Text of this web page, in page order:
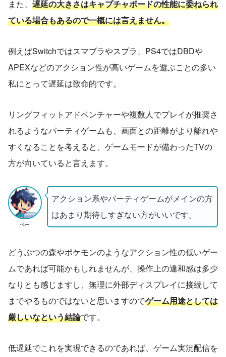
また、 遅延の大きさはキャプチャボードの性能に委ねられ
ている場合もあるので一概には言えません。
例えばSwitchではスマブラやスプラ、PS4ではDBDや
APEXなどのアクション性が高いゲームを遊ぶことの多い
私にとって遅延は致命的です。
リングフィットアドベンチャーや複数人でプレイが推奨さ
れるようなパーティゲームも、画面との距離がより離れや
すくなることを考えると、ゲームモードが備わったTVの
方が向いていると言えます。
ぺー
アクション系やパーティゲームがメインの方
はあまり期待しすぎない方がいいです。
どうぶつの森やポケモンのようなアクション性の低いゲー
ムであれば可能かもしれませんが、操作上の違和感は多少
なりとも感じますし、無理に外部ディスプレイに接続して
までやるものではないと思いますのでゲーム用途としては
厳しいなという結論です。
低遅延でこれを実現できるのであれば、ゲーム実況配信を